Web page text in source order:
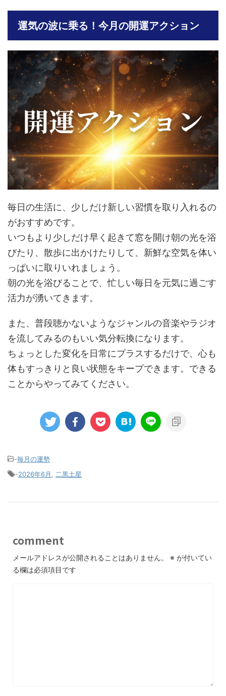
運気の波に乗る！今月の開運アクション
毎日の生活に、少しだけ新しい習慣を取り入れるの
がおすすめです。
いつもより少しだけ早く起きて窓を開け朝の光を浴
びたり、散歩に出かけたりして、新鮮な空気を体い
っぱいに取りいれましょう。
朝の光を浴びることで、忙しい毎日を元気に過ごす
活力が湧いてきます。
また、普段聴かないようなジャンルの音楽やラジオ
を流してみるのもいい気分転換になります。
ちょっとした変化を日常にプラスするだけで、心も
体もすっきりと良い状態をキープできます。できる
ことからやってみてください。
-毎月の運勢
-2026年6月 二黒土星
comment
メールアドレスが公開されることはありません。 ※ が付いてい
る欄は必須項目です